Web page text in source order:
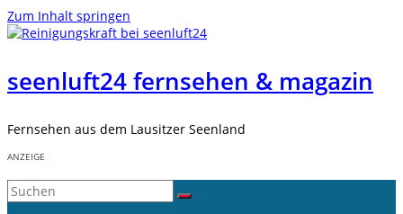
Zum Inhalt springen
seenluft24 fernsehen & magazin
Fernsehen aus dem Lausitzer Seenland
ANZEIGE